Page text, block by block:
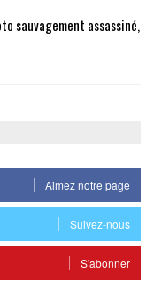
sauvagement assassiné,
Aimez notre page
Suivez-nous
S'abonner